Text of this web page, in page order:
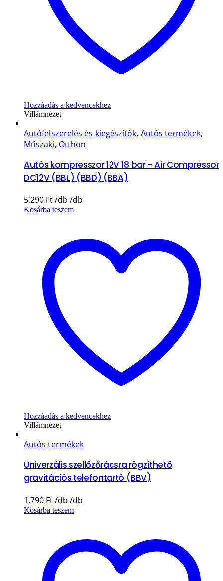
Hozzáadás a kedvencekhez
Villámnézet
Autófelszerelés és kiegészítők, Autós termékek,
Műszaki, Otthon
Autós kompresszor 12V 18 bar – Air Compressor
DC12V (BBL) (BBD) (BBA)
5.290 Ft
Kosárba teszem
Hozzáadás a kedvencekhez
Villámnézet
Autós termékek
Univerzális szellőzőrácsra rögzíthető
gravitációs telefontartó (BBV)
1.790 Ft
Kosárba teszem